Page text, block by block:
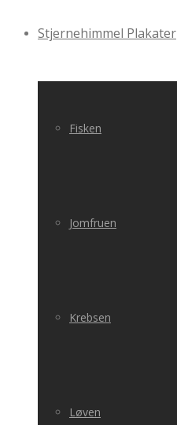
Stjernehimmel Plakater
Fisken
Jomfruen
Krebsen
Løven